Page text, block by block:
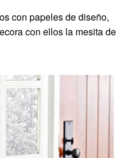
con papeles de diseño,
con ellos la mesita de